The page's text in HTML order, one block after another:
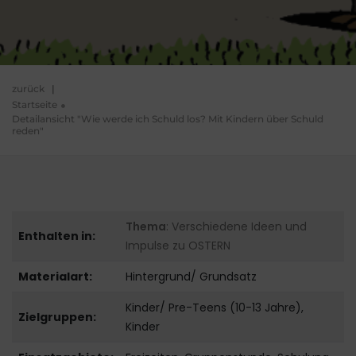
zurück |
Startseite
Detailansicht "Wie werde ich Schuld los? Mit Kindern über Schuld
reden"
Enthalten in:
Thema: Verschiedene Ideen und
Impulse zu OSTERN
Materialart:
Hintergrund/ Grundsatz
Zielgruppen:
Kinder/ Pre-Teens (10-13 Jahre),
Kinder